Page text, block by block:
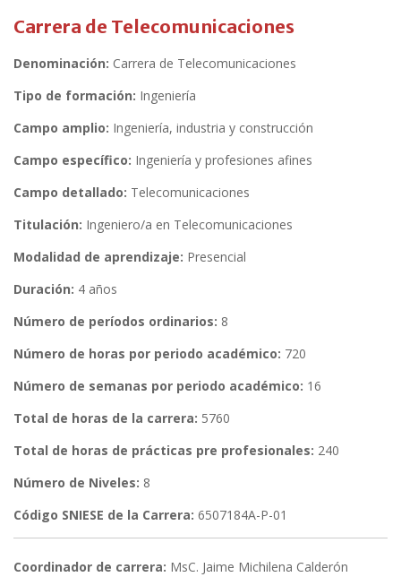
Carrera de Telecomunicaciones
Denominación: Carrera de Telecomunicaciones
Tipo de formación: Ingeniería
Campo amplio: Ingeniería, industria y construcción
Campo específico: Ingeniería y profesiones afines
Campo detallado: Telecomunicaciones
Titulación: Ingeniero/a en Telecomunicaciones
Modalidad de aprendizaje: Presencial
Duración: 4 años
Número de períodos ordinarios: 8
Número de horas por periodo académico: 720
Número de semanas por periodo académico: 16
Total de horas de la carrera: 5760
Total de horas de prácticas pre profesionales: 240
Número de Niveles: 8
Código SNIESE de la Carrera: 6507184A-P-01
Coordinador de carrera: MsC. Jaime Michilena Calderón